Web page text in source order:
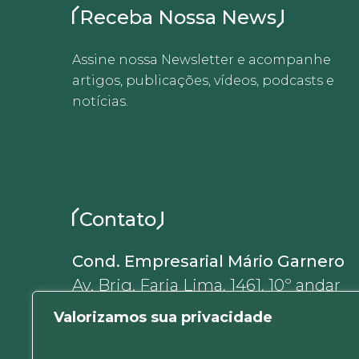
Valorizamos sua privacidade
Receba Nossa News
Assine nossa Newsletter e acompanhe
artigos, publicações, vídeos, podcasts e
notícias.
Contato
Cond. Empresarial Mário Garnero
Av. Brig. Faria Lima, 1461, 10º andar
01452-002, Jardim Paulistano